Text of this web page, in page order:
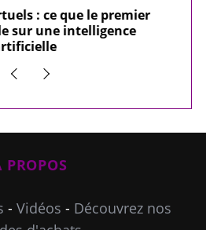
à essayer absolument
PROPOS
- Vidéos - Découvrez nos